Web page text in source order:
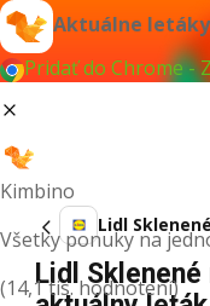
Aktuálne
Pridať do Chrome -
Kimbino
Všetky ponuky na
(14,1 tis. hodnotení)
Lidl
Lidl